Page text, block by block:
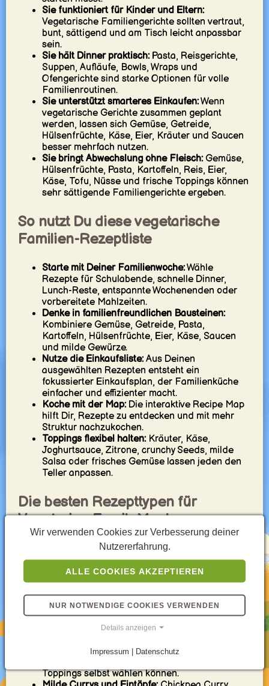
Sie funktioniert für Kinder und Eltern:
Vegetarische Familiengerichte sollten vertraut,
bunt, sättigend und am Tisch leicht anpassbar
sein.
Sie hält Dinner praktisch:Pasta, Reisgerichte,
Suppen, Aufläufe, Bowls, Wraps und
Ofengerichte sind starke Optionen für volle
Familienroutinen.
Sie unterstützt smarteres Einkaufen:Wenn
vegetarische Gerichte zusammen geplant
werden, lassen sich Gemüse, Getreide,
Hülsenfrüchte, Käse, Eier, Kräuter und Saucen
besser mehrfach nutzen.
Sie bringt Abwechslung ohne Fleisch:Gemüse,
Hülsenfrüchte, Pasta, Kartoffeln, Reis, Eier,
Käse, Tofu, Nüsse und frische Toppings können
sehr sättigende Familiengerichte ergeben.
So nutzt Du diese vegetarische
Familien-Rezeptliste
Starte mit Deiner Familienwoche:Wähle
Rezepte für Schulabende, schnelle Dinner,
Lunch-Reste, entspannte Wochenenden oder
vorbereitete Mahlzeiten.
Denke in familienfreundlichen Bausteinen:
Kombiniere Gemüse, Getreide, Pasta,
Kartoffeln, Hülsenfrüchte, Eier, Käse, Saucen
und milde Gewürze.
Nutze die Einkaufsliste:Aus Deinen
ausgewählten Rezepten entsteht ein
fokussierter Einkaufsplan, der Familienküche
einfacher und effizienter macht.
Koche mit der Map:Die interaktive Recipe Map
hilft Dir, Rezepte zu entdecken und mit mehr
Struktur nachzukochen.
Toppings flexibel halten:Kräuter, Käse,
Joghurtsauce, Zitrone, crunchy Seeds, milde
Salsa oder frisches Gemüse lassen jeden den
Teller anpassen.
Die besten Rezepttypen für
Vegetarian Family Meals
Vegetarische Pasta-Gerichte:Tomatenpasta,
Lentil Bolognese, Gemüsepasta, mac-and-
cheese-artige Gerichte und Pasta-Bakes sind
verlässliche Familienfavoriten.
Ofengerichte und Aufläufe:Vegetable Lasagna,
Kartoffelgratins, Reisaufläufe und
Gemüseaufläufe funktionieren gut, wenn Du
comforting Make-ahead-Gerichte suchst.
Falafel Bowls, Burrito Bowls und Veggie Bowls
Toppings selbst wählen können.
Wir verwenden Cookies zur Verbesserung deiner
Nutzererfahrung.
ALLE COOKIES AKZEPTIEREN
NUR NOTWENDIGE COOKIES VERWENDEN
Details anzeigen
Impressum | Datenschutz